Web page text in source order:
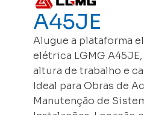
A45JE
Alugue a plataforma
elétrica LGMG A45JE,
altura de trabalho e
Ideal para Obras de
Manutenção de